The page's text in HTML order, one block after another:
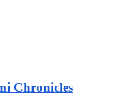
Chronicles